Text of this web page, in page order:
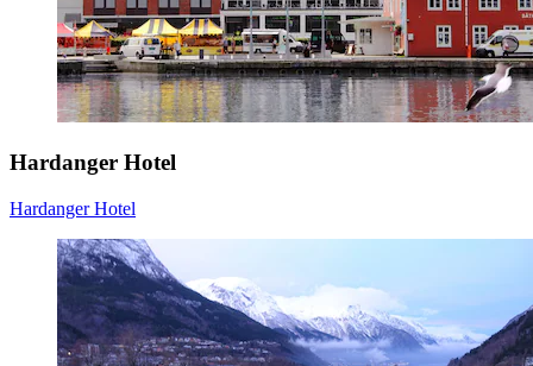
Hardanger Hotel
Hardanger Hotel